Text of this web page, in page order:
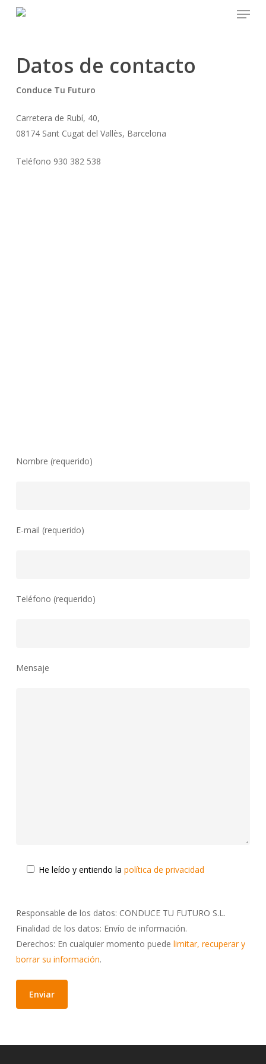
Menu
Datos de contacto
Conduce Tu Futuro
Carretera de Rubí, 40,
08174 Sant Cugat del Vallès, Barcelona
Teléfono 930 382 538
Nombre (requerido)
E-mail (requerido)
Teléfono (requerido)
Mensaje
He leído y entiendo la política de privacidad
Responsable de los datos: CONDUCE TU FUTURO S.L.
Finalidad de los datos: Envío de información.
Derechos: En cualquier momento puede limitar, recuperar y
borrar su información.